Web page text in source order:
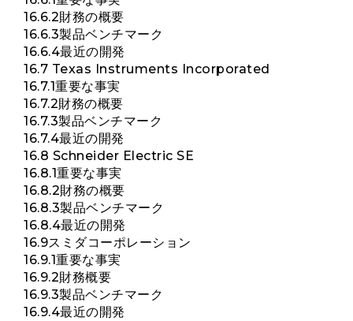
16.6.2財務の概要
16.6.3製品ベンチマーク
16.6.4最近の開発
16.7 Texas Instruments Incorporated
16.7.1重要な事実
16.7.2財務の概要
16.7.3製品ベンチマーク
16.7.4最近の開発
16.8 Schneider Electric SE
16.8.1重要な事実
16.8.2財務の概要
16.8.3製品ベンチマーク
16.8.4最近の開発
16.9スミダコーポレーション
16.9.1重要な事実
16.9.2財務概要
16.9.3製品ベンチマーク
16.9.4最近の開発